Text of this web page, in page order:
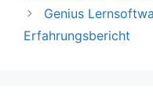
Genius
Erfahrungsbericht